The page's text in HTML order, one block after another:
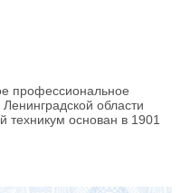
профессиональное
области
техникум основан в 1901